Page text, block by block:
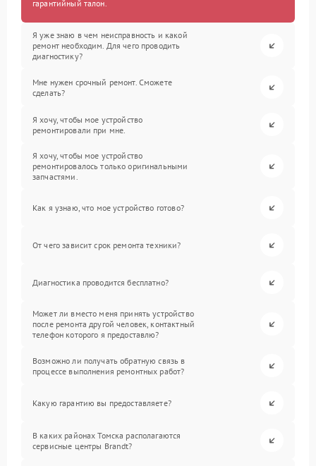
гарантийный талон.
Я уже знаю в чем неисправность и какой
ремонт необходим. Для чего проводить
диагностику?
Мне нужен срочный ремонт. Сможете
сделать?
Я хочу, чтобы мое устройство
ремонтировали при мне.
Я хочу, чтобы мое устройство
ремонтировалось только оригинальными
запчастями.
Как я узнаю, что мое устройство готово?
От чего зависит срок ремонта техники?
Диагностика проводится бесплатно?
Может ли вместо меня принять устройство
после ремонта другой человек, контактный
телефон которого я предоставлю?
Возможно ли получать обратную связь в
процессе выполнения ремонтных работ?
Какую гарантию вы предоставляете?
В каких районах Томска располагаются
сервисные центры Brandt?